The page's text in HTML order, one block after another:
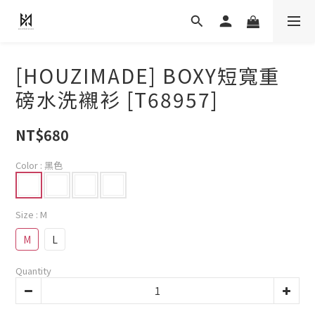
[HOUZIMADE] BOXY短寬重
磅水洗襯衫 [T68957]
NT$680
Color : 黑色
Size : M
M L
Quantity